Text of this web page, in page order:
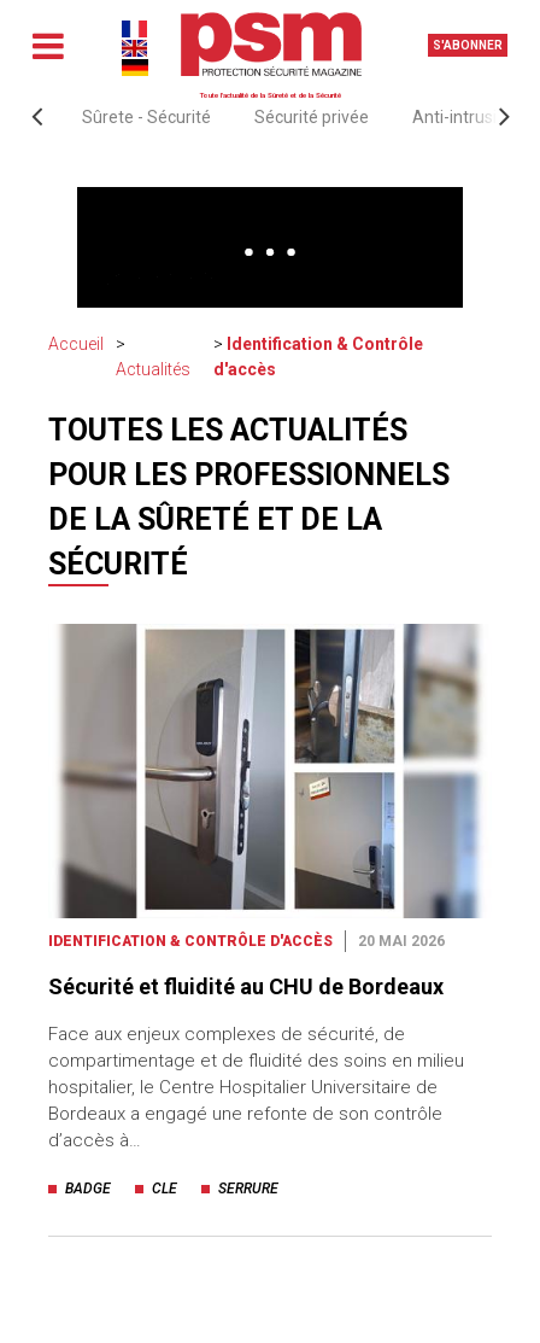
S'ABONNER
Toute l'actualité de la Sûreté et de la Sécurité
Sûrete - Sécurité Sécurité privée Anti-intrusion &
Accueil
Actualités
Identification & Contrôle
d'accès
TOUTES LES ACTUALITÉS
POUR LES PROFESSIONNELS
DE LA SÛRETÉ ET DE LA
SÉCURITÉ
IDENTIFICATION & CONTRÔLE D'ACCÈS 20 MAI 2026
Sécurité et fluidité au CHU de Bordeaux
Face aux enjeux complexes de sécurité, de
compartimentage et de fluidité des soins en milieu
hospitalier, le Centre Hospitalier Universitaire de
Bordeaux a engagé une refonte de son contrôle
d’accès à…
BADGE CLE SERRURE